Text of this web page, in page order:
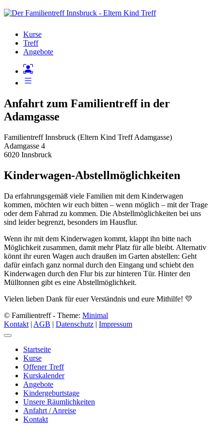
Kurse
Treff
Angebote
Anfahrt zum Familientreff in der
Adamgasse
Familientreff Innsbruck (Eltern Kind Treff Adamgasse)
Adamgasse 4
6020 Innsbruck
Kinderwagen-Abstellmöglichkeiten
Da erfahrungsgemäß viele Familien mit dem Kinderwagen
kommen, möchten wir euch bitten – wenn möglich – mit der Trage
oder dem Fahrrad zu kommen. Die Abstellmöglichkeiten bei uns
sind leider begrenzt, besonders im Hausflur.
Wenn ihr mit dem Kinderwagen kommt, klappt ihn bitte nach
Möglichkeit zusammen, damit mehr Platz für alle bleibt. Alternativ
könnt ihr euren Wagen auch draußen im Garten abstellen: Geht
dafür einfach ganz normal durch den Eingang und schiebt den
Kinderwagen durch den Flur bis zur hinteren Tür. Hinter den
Mülltonnen gibt es eine Abstellmöglichkeit.
Vielen lieben Dank für euer Verständnis und eure Mithilfe! 💛
© Familientreff - Theme: Minimal
Kontakt | AGB | Datenschutz | Impressum
Startseite
Kurse
Offener Treff
Kurskalender
Angebote
Kindergeburtstage
Unsere Räumlichkeiten
Anfahrt / Anreise
Kontakt